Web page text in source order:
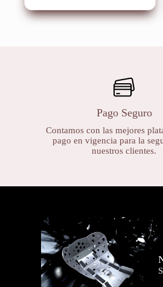
Pago Seguro
Contamos con las mejores
pago en vigencia para la
nuestros clientes.